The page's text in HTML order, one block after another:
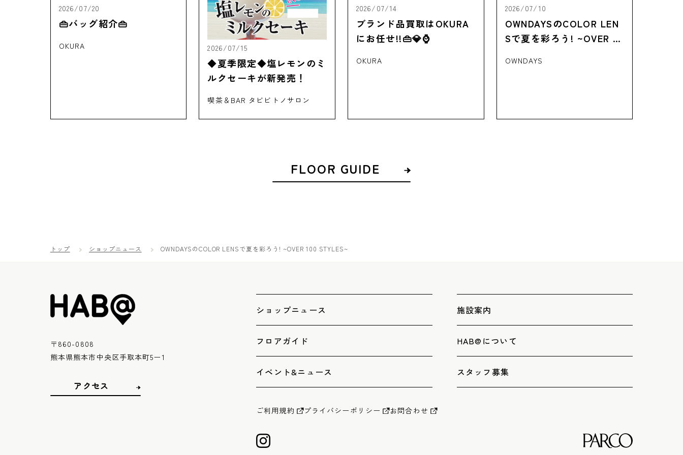
2026/07/20
👜バッグ紹介👜
OKURA 2026/07/15
◆夏季限定◆塩レモンのミ
ルクセーキが新発売！
喫茶＆BAR タビビトノサロン
2026/07/14
ブランド品買取はOKURA
にお任せ!!👜💎⌚
OKURA
2026/07/10
OWNDAYSのCOLOR LEN
Sで夏を彩ろう! ~OVER 10
OWNDAYS
FLOOR GUIDE
トップ ショップニュース OWNDAYSのCOLOR LENSで夏を彩ろう! ~OVER 100 STYLES~
〒860-0808
熊本県熊本市中央区手取本町5ー1
アクセス
ショップニュース
フロアガイド
イベント&ニュース
施設案内
HAB@について
スタッフ募集
ご利用規約 プライバシーポリシー お問合わせ